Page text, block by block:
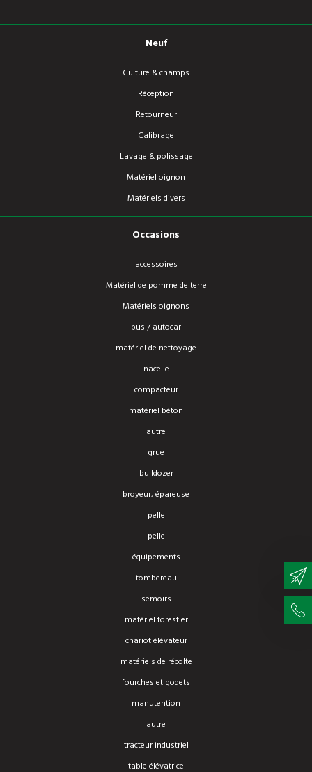
Neuf
Culture & champs
Réception
Retourneur
Calibrage
Lavage & polissage
Matériel oignon
Matériels divers
Occasions
accessoires
Matériel de pomme de terre
Matériels oignons
bus / autocar
matériel de nettoyage
nacelle
compacteur
matériel béton
autre
grue
bulldozer
broyeur, épareuse
pelle
pelle
équipements
tombereau
semoirs
matériel forestier
chariot élévateur
matériels de récolte
fourches et godets
manutention
autre
tracteur industriel
table élévatrice